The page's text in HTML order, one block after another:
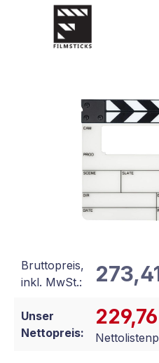
Bruttopreis,
inkl. MwSt.:
Unser
Nettopreis: